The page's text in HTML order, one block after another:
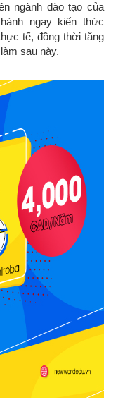
ngành đào tạo của
ngay kiến thức
tế, đồng thời tăng
sau này.